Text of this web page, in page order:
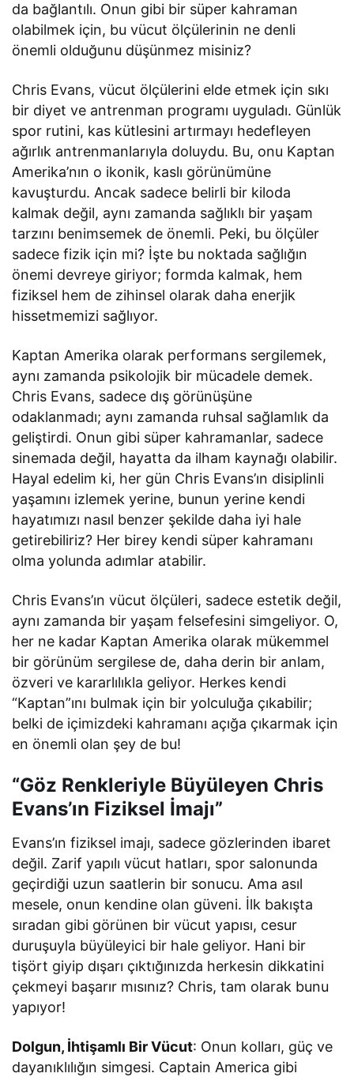
da bağlantılı. Onun gibi bir süper kahraman
olabilmek için, bu vücut ölçülerinin ne denli
önemli olduğunu düşünmez misiniz?
Chris Evans, vücut ölçülerini elde etmek için sıkı
bir diyet ve antrenman programı uyguladı. Günlük
spor rutini, kas kütlesini artırmayı hedefleyen
ağırlık antrenmanlarıyla doluydu. Bu, onu Kaptan
Amerika’nın o ikonik, kaslı görünümüne
kavuşturdu. Ancak sadece belirli bir kiloda
kalmak değil, aynı zamanda sağlıklı bir yaşam
tarzını benimsemek de önemli. Peki, bu ölçüler
sadece fizik için mi? İşte bu noktada sağlığın
önemi devreye giriyor; formda kalmak, hem
fiziksel hem de zihinsel olarak daha enerjik
hissetmemizi sağlıyor.
Kaptan Amerika olarak performans sergilemek,
aynı zamanda psikolojik bir mücadele demek.
Chris Evans, sadece dış görünüşüne
odaklanmadı; aynı zamanda ruhsal sağlamlık da
geliştirdi. Onun gibi süper kahramanlar, sadece
sinemada değil, hayatta da ilham kaynağı olabilir.
Hayal edelim ki, her gün Chris Evans’ın disiplinli
yaşamını izlemek yerine, bunun yerine kendi
hayatımızı nasıl benzer şekilde daha iyi hale
getirebiliriz? Her birey kendi süper kahramanı
olma yolunda adımlar atabilir.
Chris Evans’ın vücut ölçüleri, sadece estetik değil,
aynı zamanda bir yaşam felsefesini simgeliyor. O,
her ne kadar Kaptan Amerika olarak mükemmel
bir görünüm sergilese de, daha derin bir anlam,
özveri ve kararlılıkla geliyor. Herkes kendi
“Kaptan”ını bulmak için bir yolculuğa çıkabilir;
belki de içimizdeki kahramanı açığa çıkarmak için
en önemli olan şey de bu!
“Göz Renkleriyle Büyüleyen Chris
Evans’ın Fiziksel İmajı”
Evans’ın fiziksel imajı, sadece gözlerinden ibaret
değil. Zarif yapılı vücut hatları, spor salonunda
geçirdiği uzun saatlerin bir sonucu. Ama asıl
mesele, onun kendine olan güveni. İlk bakışta
sıradan gibi görünen bir vücut yapısı, cesur
duruşuyla büyüleyici bir hale geliyor. Hani bir
tişört giyip dışarı çıktığınızda herkesin dikkatini
çekmeyi başarır mısınız? Chris, tam olarak bunu
yapıyor!
Dolgun, İhtişamlı Bir Vücut: Onun kolları, güç ve
dayanıklılığın simgesi. Captain America gibi